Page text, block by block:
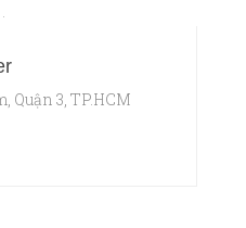
Quận 3, TP.HCM